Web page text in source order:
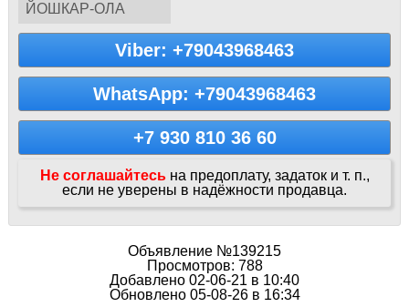
ЙОШКАР-ОЛА
Viber: +79043968463
WhatsApp: +79043968463
+7 930 810 36 60
Не соглашайтесь на предоплату, задаток и т. п.,
если не уверены в надёжности продавца.
Объявление №139215
Просмотров: 788
Добавлено 02-06-21 в 10:40
Обновлено 05-08-26 в 16:34